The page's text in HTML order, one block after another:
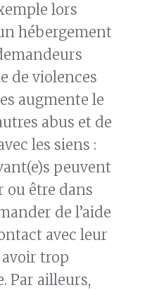
lors
hébergement
de violences
augmente le
abus et de
les siens :
peuvent
ou être dans
de l’aide
avec leur
trop
Par ailleurs,